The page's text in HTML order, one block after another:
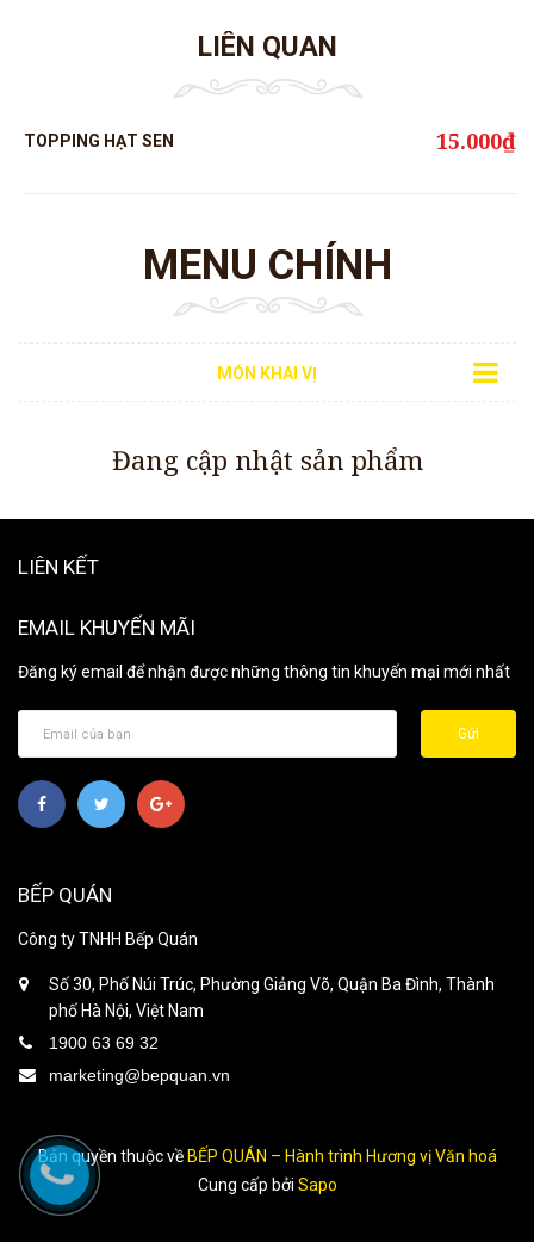
LIÊN QUAN
TOPPING HẠT SEN 15.000₫
MENU CHÍNH
MÓN KHAI VỊ
Đang cập nhật sản phẩm
LIÊN KẾT
EMAIL KHUYẾN MÃI
Đăng ký email để nhận được những thông tin khuyến mại mới nhất
Gửi
BẾP QUÁN
Công ty TNHH Bếp Quán
Số 30, Phố Núi Trúc, Phường Giảng Võ, Quận Ba Đình, Thành
phố Hà Nội, Việt Nam
1900 63 69 32
marketing@bepquan.vn
Bản quyền thuộc về BẾP QUÁN – Hành trình Hương vị Văn hoá
Cung cấp bởi Sapo